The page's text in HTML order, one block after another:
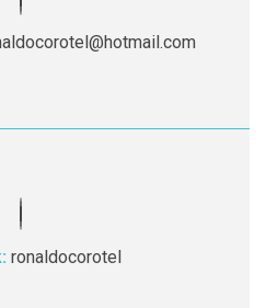
ronaldocorotel